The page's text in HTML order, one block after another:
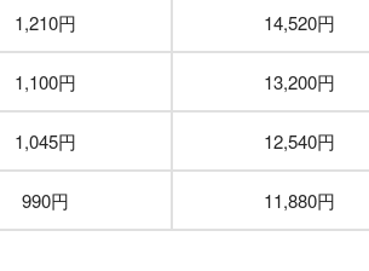
1,210円 14,520円
1,100円 13,200円
1,045円 12,540円
990円 11,880円